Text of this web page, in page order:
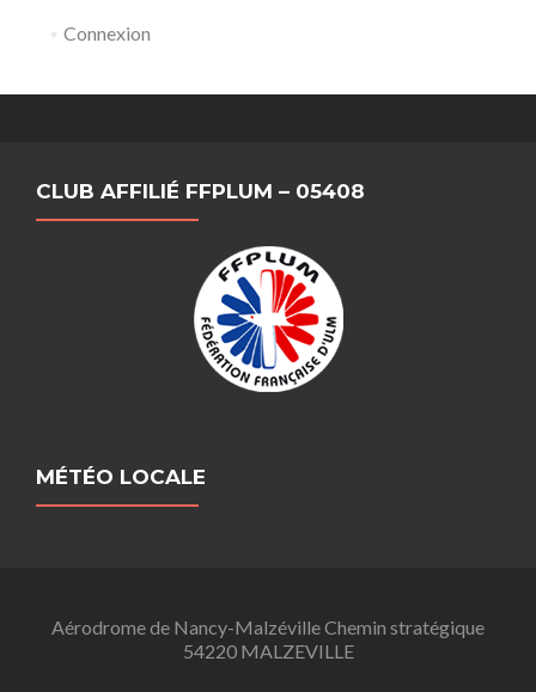
Connexion
CLUB AFFILIÉ FFPLUM – 05408
MÉTÉO LOCALE
Aérodrome de Nancy-Malzéville Chemin stratégique
54220 MALZEVILLE